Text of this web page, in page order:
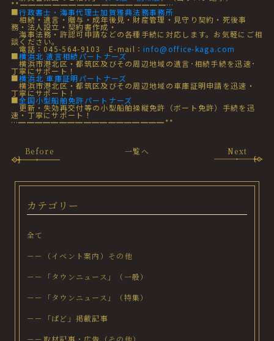
**━━━━━━━━━━━━━━━━━━…
■行政書士・海事代理士加賀雅典法務事務所
相続・遺言・贈与・成年後見・財産管理・見守り契約・死後事
務・法人設立・契約書作成・
海事法務・許認可申請などの各種手続に対応します。お気軽にご相
談ください。
電話：045-564-9103 E-mail：info@office-kaga.com
■横浜北 遺言相続パートナーズ
横浜市港北区・都筑区及びその周辺地域の遺言･相続手続を迅速･
丁寧にサポート！
■横浜北 車庫証明パートナーズ
横浜市港北区・都筑区及びその周辺地域の車庫証明申請を迅速・
丁寧にサポート！
■全国小型船舶免許パートナーズ
更新・失効再交付等の小型船舶操縦免許（ボート免許）手続を迅
速・丁寧にサポート！
…━━━━━━━━━━━━━━━━━━**
Before 一覧へ Next
カテゴリー
全て
－－（イベント案内）その他
－－「タウンニュース」（一般）
－－「タウンニュース」（特集）
－－「ぱど」掲載記事